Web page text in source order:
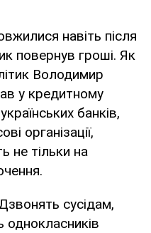
навіть після
повернув гроші. Як
Володимир
у кредитному
банків,
організації,
не тільки на
сусідам,
однокласників